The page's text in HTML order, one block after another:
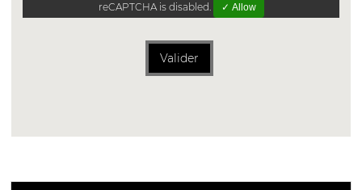
reCAPTCHA is disabled. ✓ Allow
Valider